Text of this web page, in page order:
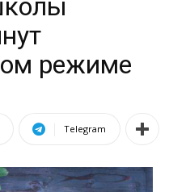
режиме
Telegram